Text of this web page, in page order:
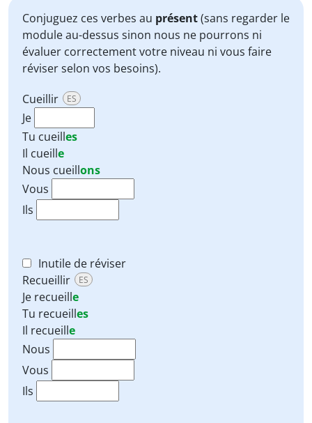
Conjuguez ces verbes au présent(sans regarder le
module au-dessus sinon nous ne pourrons ni
évaluer correctement votre niveau ni vous faire
réviser selon vos besoins).
Cueillir
ES
Je
Tu cueilles
Il cueille
Nous cueillons
Vous
Ils
Inutile de réviser
Recueillir
ES
Je recueille
Tu recueilles
Il recueille
Nous
Vous
Ils